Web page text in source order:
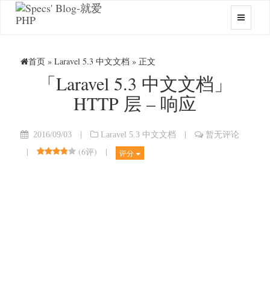
首页 » Laravel 5.3 中文文档 » 正文
「Laravel 5.3 中文文档」
HTTP 层 – 响应
2016/09/03 | Laravel 5.3 中文文档 | 暂无评论
| (6评) | 评分